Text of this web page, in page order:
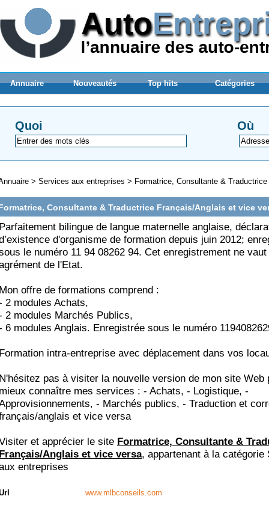
Annuaire Nouveautés Top hits Catégories
Quoi Où
> Services aux entreprises > Formatrice, Consultante &
Consultante & Traductrice Français/Anglais et vice
bilingue de langue maternelle anglaise,
d'organisme de formation depuis juin 2012;
le numéro 11 94 08262 94. Cet enregistrement ne vaut
de l'Etat.
offre de formations comprend :
2 modules Achats,
2 modules Marchés Publics,
6 modules Anglais. Enregistrée sous le numéro
intra-entreprise avec déplacement dans vos
pas à visiter la nouvelle version de mon site Web
connaître mes services : - Achats, - Logistique, -
- Marchés publics, - Traduction et
anglais et vice versa
et apprécier le site Formatrice, Consultante &
Anglais et vice versa, appartenant à la catégorie
entreprises
www.mlbconseils.com